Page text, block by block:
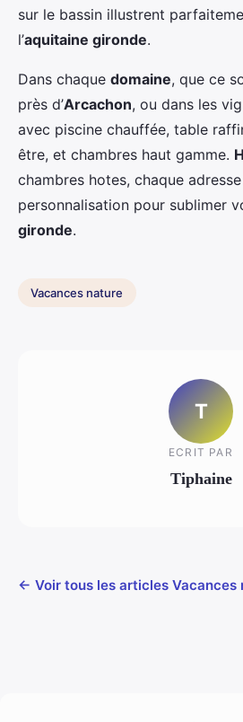
sur le bassin illustrent
l’aquitaine gironde.
Dans chaque domaine, que ce
près d’Arcachon, ou dans les
avec piscine chauffée, table
être, et chambres haut gamme.
chambres hotes, chaque
personnalisation pour sublimer
gironde.
Vacances nature
T
ECRIT PAR
Tiphaine
← Voir tous les articles Vacances